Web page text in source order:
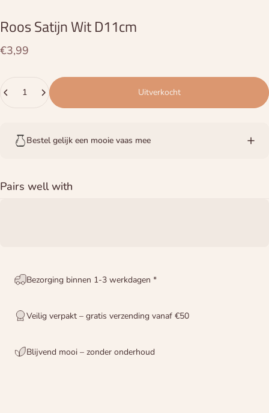
RoosSatijnWitD11cm
€3,99
Uitverkocht
Bestel gelijk een mooie vaas mee
Pairs well with
Bezorging binnen 1-3 werkdagen *
Veilig verpakt – gratis verzending vanaf €50
Blijvend mooi – zonder onderhoud